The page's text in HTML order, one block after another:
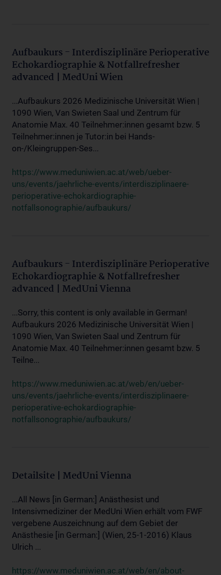
Aufbaukurs - Interdisziplinäre Perioperative
Echokardiographie & Notfallrefresher
advanced | MedUni Wien
...Aufbaukurs 2026 Medizinische Universität Wien |
1090 Wien, Van Swieten Saal und Zentrum für
Anatomie Max. 40 Teilnehmer:innen gesamt bzw. 5
Teilnehmer:innen je Tutor:in bei Hands-
on-/Kleingruppen-Ses...
https://www.meduniwien.ac.at/web/ueber-
uns/events/jaehrliche-events/interdisziplinaere-
perioperative-echokardiographie-
notfallsonographie/aufbaukurs/
Aufbaukurs - Interdisziplinäre Perioperative
Echokardiographie & Notfallrefresher
advanced | MedUni Vienna
...Sorry, this content is only available in German!
Aufbaukurs 2026 Medizinische Universität Wien |
1090 Wien, Van Swieten Saal und Zentrum für
Anatomie Max. 40 Teilnehmer:innen gesamt bzw. 5
Teilne...
https://www.meduniwien.ac.at/web/en/ueber-
uns/events/jaehrliche-events/interdisziplinaere-
perioperative-echokardiographie-
notfallsonographie/aufbaukurs/
Detailsite | MedUni Vienna
...All News [in German:] Anästhesist und
Intensivmediziner der MedUni Wien erhält vom FWF
vergebene Auszeichnung auf dem Gebiet der
Anästhesie [in German:] (Wien, 25-1-2016) Klaus
Ulrich ...
https://www.meduniwien.ac.at/web/en/about-